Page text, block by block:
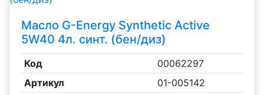
Масло G-Energy Synthetic Active
5W40 4л. синт. (бен/диз)
Код
00062297
Артикул
01-005142